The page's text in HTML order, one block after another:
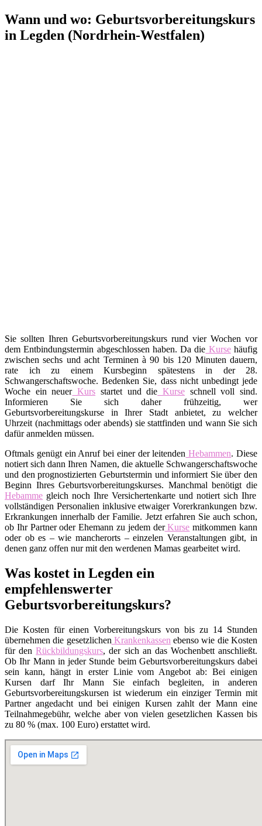
Wann und wo: Geburtsvorbereitungskurs
in Legden (Nordrhein-Westfalen)
Sie sollten Ihren Geburtsvorbereitungskurs rund vier Wochen vor
dem Entbindungstermin abgeschlossen haben. Da die Kursehäufig
zwischen sechs und acht Terminen à 90 bis 120 Minuten dauern,
rate ich zu einem Kursbeginn spätestens in der 28.
Schwangerschaftswoche. Bedenken Sie, dass nicht unbedingt jede
Woche ein neuerKurs startet und die Kurseschnell voll sind.
Informieren Sie sich daher frühzeitig, wer
Geburtsvorbereitungskurse in Ihrer Stadt anbietet, zu welcher
Uhrzeit (nachmittags oder abends) sie stattfinden und wann Sie sich
dafür anmelden müssen.
Oftmals genügt ein Anruf bei einer der leitenden Hebammen. Diese
notiert sich dann Ihren Namen, die aktuelle Schwangerschaftswoche
und den prognostizierten Geburtstermin und informiert Sie über den
Beginn Ihres Geburtsvorbereitungskurses. Manchmal benötigt die
Hebamme gleich noch Ihre Versichertenkarte und notiert sich Ihre
vollständigen Personalien inklusive etwaiger Vorerkrankungen bzw.
Erkrankungen innerhalb der Familie. Jetzt erfahren Sie auch schon,
ob Ihr Partner oder Ehemann zu jedem derKurse mitkommen kann
oder ob es – wie mancherorts – einzelen Veranstaltungen gibt, in
denen ganz offen nur mit den werdenen Mamas gearbeitet wird.
Was kostet in Legden ein
empfehlenswerter
Geburtsvorbereitungskurs?
Die Kosten für einen Vorbereitungskurs von bis zu 14 Stunden
übernehmen die gesetzlichen Krankenkassen ebenso wie die Kosten
für denRückbildungskurs, der sich an das Wochenbett anschließt.
Ob Ihr Mann in jeder Stunde beim Geburtsvorbereitungskurs dabei
sein kann, hängt in erster Linie vom Angebot ab: Bei einigen
Kursen darf Ihr Mann Sie einfach begleiten, in anderen
Geburtsvorbereitungskursen ist wiederum ein einziger Termin mit
Partner angedacht und bei einigen Kursen zahlt der Mann eine
Teilnahmegebühr, welche aber von vielen gesetzlichen Kassen bis
zu 80 % (max. 100 Euro) erstattet wird.